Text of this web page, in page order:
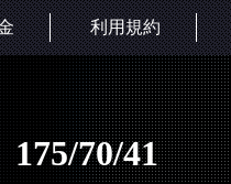
利用規約
70/41